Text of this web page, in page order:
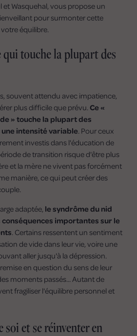
Wasquehal, vous propose un
pour surmonter cette
équilibre.
qui touche la plupart des
souvent attendu avec impatience,
plus difficile que prévu. Ce «
» touche la plupart des
intensité variable. Pour ceux
investis dans l'éducation de
de transition risque d'être plus
et la mère ne vivent pas forcément
manière, ce qui peut créer des
adaptée, le syndrôme du nid
importantes sur le
. Certains ressentent un sentiment
de vide dans leur vie, voire une
aller jusqu'à la dépression.
en question du sens de leur
moments passés... Autant de
fragiliser l'équilibre personnel et
soi et se réinventer en